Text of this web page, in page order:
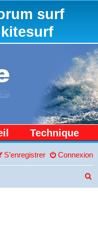
surf
Technique
Connexion
S’enregistrer